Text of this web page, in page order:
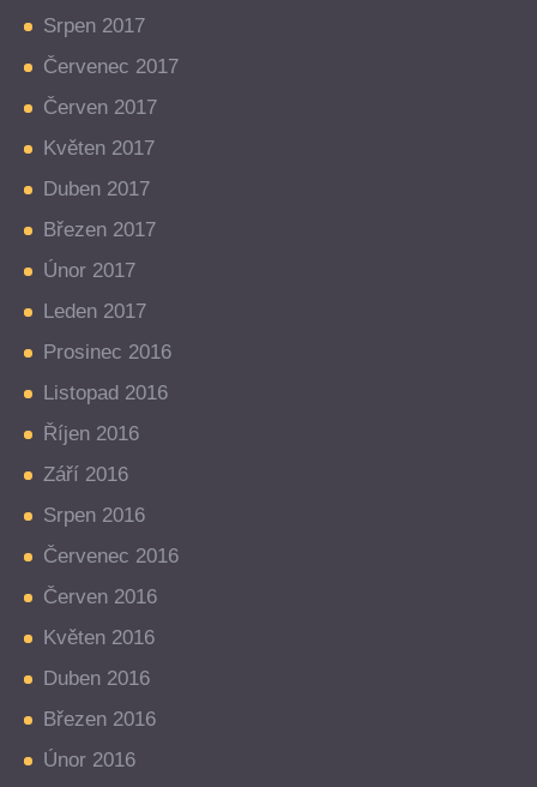
Srpen 2017
Červenec 2017
Červen 2017
Květen 2017
Duben 2017
Březen 2017
Únor 2017
Leden 2017
Prosinec 2016
Listopad 2016
Říjen 2016
Září 2016
Srpen 2016
Červenec 2016
Červen 2016
Květen 2016
Duben 2016
Březen 2016
Únor 2016